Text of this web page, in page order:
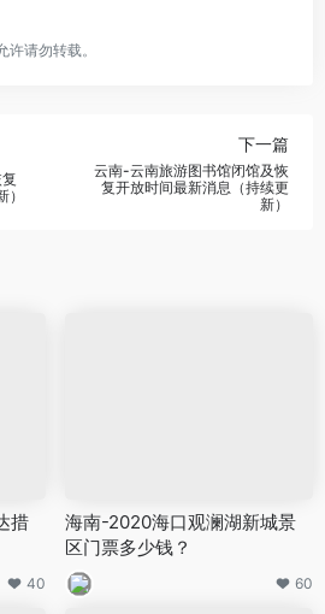
请勿转载。
下一篇
云南-云南旅游图书馆闭馆及恢
复开放时间最新消息（持续更
新）
措
40
海南-2020海口观澜湖新城景
区门票多少钱？
60